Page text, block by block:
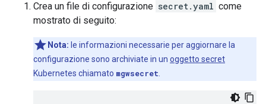
Crea un file di configurazione secret.yaml come
mostrato di seguito:
Nota: le informazioni necessarie per aggiornare la
configurazione sono archiviate in un oggetto secret
Kubernetes chiamato mgwsecret